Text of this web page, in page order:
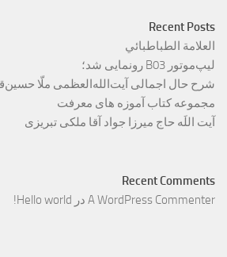
Recent Posts
العلامة الطباطبائي
لیپ‌موتور B03 رونمایی شد؛
شرح حال اجمالی آیت‌الله‌العظمی ملّا
مجموعه کتاب آموزه های معرفت
آیت اللَه حاج میرزا جواد آقا ملکی تبریزی
Recent Comments
A WordPress Commenter در Hello world!